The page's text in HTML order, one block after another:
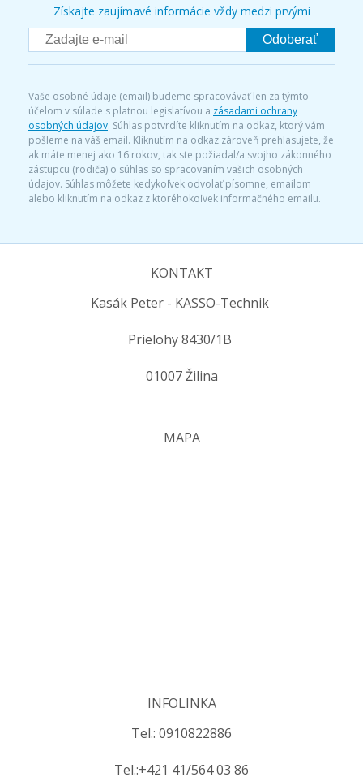
Získajte zaujímavé informácie vždy medzi prvými
Odoberať
Vaše osobné údaje (email) budeme spracovávať len za týmto
účelom v súlade s platnou legislatívou a zásadami ochrany
osobných údajov. Súhlas potvrdíte kliknutím na odkaz, ktorý vám
pošleme na váš email. Kliknutím na odkaz zároveň prehlasujete, že
ak máte menej ako 16 rokov, tak ste požiadal/a svojho zákonného
zástupcu (rodiča) o súhlas so spracovaním vašich osobných
údajov. Súhlas môžete kedykoľvek odvolať písomne, emailom
alebo kliknutím na odkaz z ktoréhokoľvek informačného emailu.
KONTAKT
Kasák Peter - KASSO-Technik
Prielohy 8430/1B
01007 Žilina
MAPA
INFOLINKA
Tel.: 0910822886
Tel.:+421 41/564 03 86